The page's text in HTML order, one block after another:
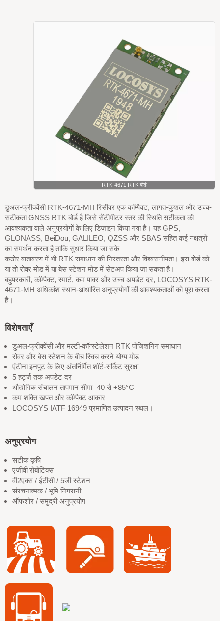
RTK-4671 RTK बोर्ड
डुअल-फ्रीक्वेंसी RTK-4671-MH रिसीवर एक कॉम्पैक्ट, लागत-कुशल और उच्च-
सटीकता GNSS RTK बोर्ड है जिसे सेंटीमीटर स्तर की स्थिति सटीकता की
आवश्यकता वाले अनुप्रयोगों के लिए डिज़ाइन किया गया है। यह GPS,
GLONASS, BeiDou, GALILEO, QZSS और SBAS सहित कई नक्षत्रों
का समर्थन करता है ताकि सुधार किया जा सके
कठोर वातावरण में भी RTK समाधान की निरंतरता और विश्वसनीयता। इस बोर्ड को
या तो रोवर मोड में या बेस स्टेशन मोड में सेटअप किया जा सकता है।
बहुपरकारी, कॉम्पैक्ट, स्मार्ट, कम पावर और उच्च अपडेट दर, LOCOSYS RTK-
4671-MH अधिकांश स्थान-आधारित अनुप्रयोगों की आवश्यकताओं को पूरा करता
है।
विशेषताएँ
डुअल-फ्रीक्वेंसी और मल्टी-कॉन्स्टेलेशन RTK पोजिशनिंग समाधान
रोवर और बेस स्टेशन के बीच स्विच करने योग्य मोड
एंटीना इनपुट के लिए अंतर्निर्मित शॉर्ट-सर्किट सुरक्षा
5 हर्ट्ज तक अपडेट दर
औद्योगिक संचालन तापमान सीमा -40 से +85°C
कम शक्ति खपत और कॉम्पैक्ट आकार
LOCOSYS IATF 16949 प्रमाणित उत्पादन स्थल।
अनुप्रयोग
सटीक कृषि
एजीवी रोबोटिक्स
वी2एक्स / ईटीसी / 5जी स्टेशन
संरचनात्मक / भूमि निगरानी
ऑफशोर / समुद्री अनुप्रयोग